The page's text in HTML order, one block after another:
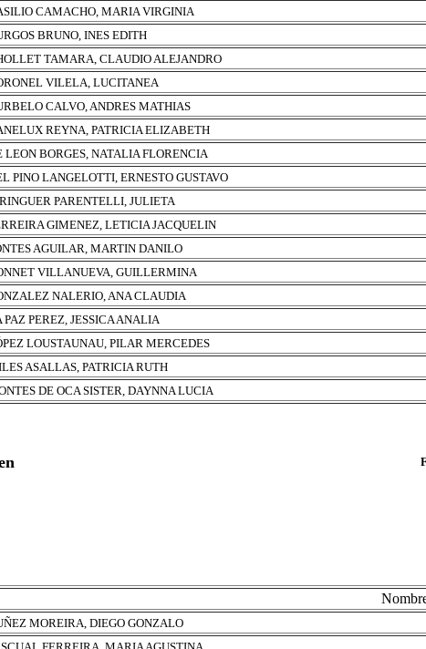
CAMACHO, MARIA VIRGINIA
BRUNO, INES EDITH
TAMARA, CLAUDIO ALEJANDRO
VILELA, LUCITANEA
CALVO, ANDRES MATHIAS
REYNA, PATRICIA ELIZABETH
LEON BORGES, NATALIA FLORENCIA
PINO LANGELOTTI, ERNESTO GUSTAVO
PARENTELLI, JULIETA
GIMENEZ, LETICIA JACQUELIN
AGUILAR, MARTIN DANILO
VILLANUEVA, GUILLERMINA
NALERIO, ANA CLAUDIA
PAZ PEREZ, JESSICA ANALIA
LOUSTAUNAU, PILAR MERCEDES
ASALLAS, PATRICIA RUTH
DE OCA SISTER, DAYNNA LUCIA
MOREIRA, DIEGO GONZALO